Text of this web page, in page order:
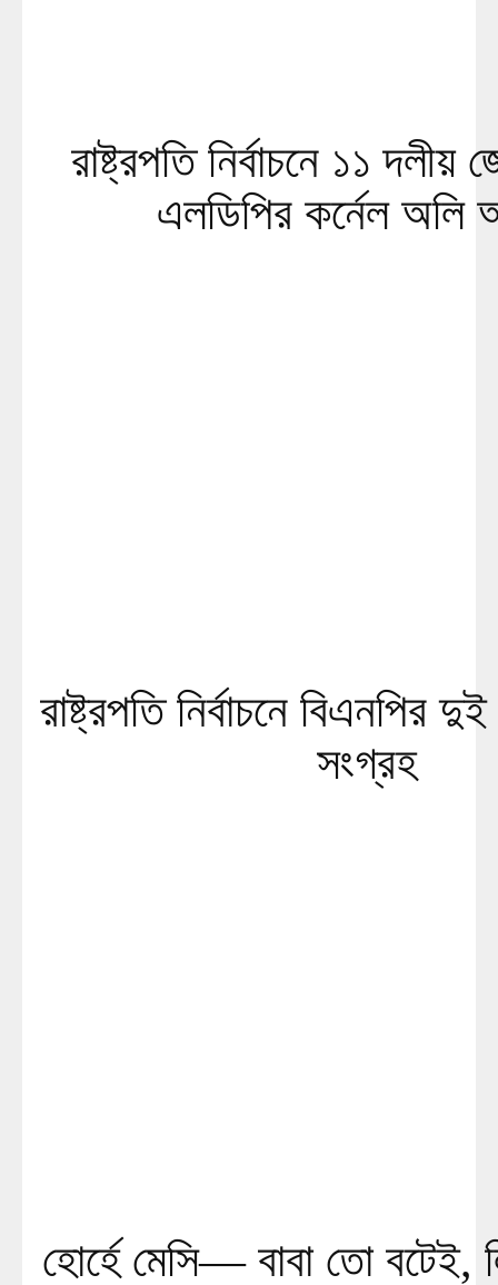
রাষ্ট্রপতি নির্বাচনে ১১ দলীয়
এলডিপির কর্নেল অলি
রাষ্ট্রপতি নির্বাচনে বিএনপির
সংগ্রহ
হোর্হে মেসি— বাবা তো বটেই,